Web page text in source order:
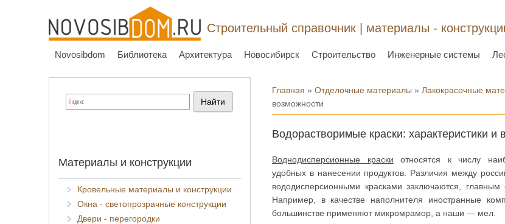
Строительный справочник | материалы -
Novosibdom Библиотека Архитектура Новосибирск Строительство Инженерные системы
Вы здесь
Главная »Отделочные материалы » Лакокрасочные
возможности
Водорастворимые краски: характеристики и
Воднодисперсионные краски относятся к числу
удобных в нанесении продуктов. Различия между
вододисперсионными красками заключаются, главным
Например, в качестве наполнителя иностранные
большинстве применяют микромрамор, а наши — мел.
Материалы и конструкции
Кровельные материалы и конструкции
Окна - светопрозрачные конструкции
Двери - перегородки